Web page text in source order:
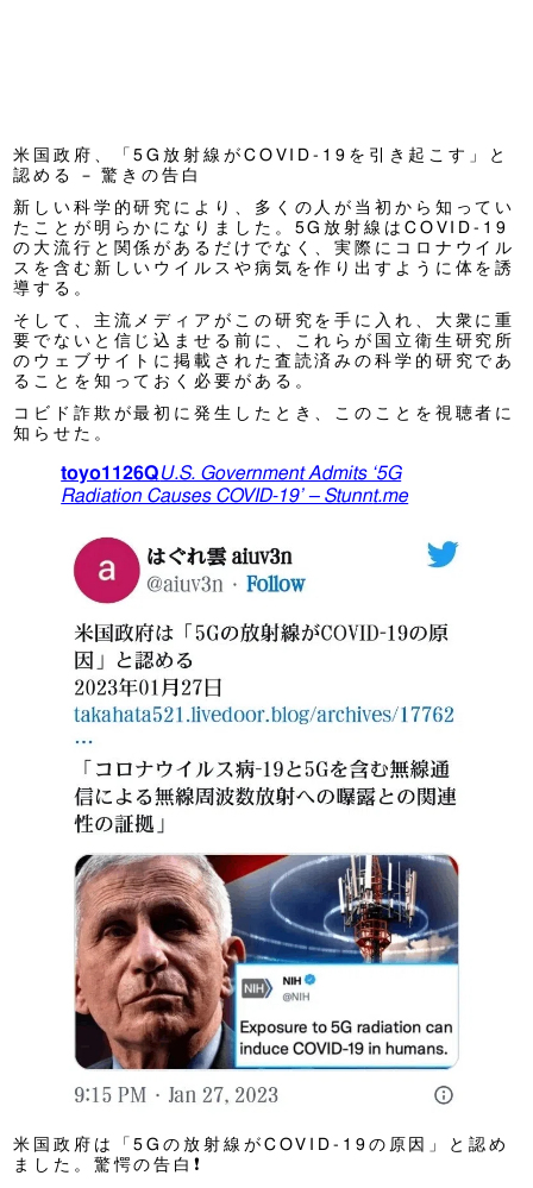
米国政府、「5G放射線がCOVID-19を引き起こす」と
認める – 驚きの告白
新しい科学的研究により、多くの人が当初から知ってい
たことが明らかになりました。5G放射線はCOVID-19
の大流行と関係があるだけでなく、実際にコロナウイル
スを含む新しいウイルスや病気を作り出すように体を誘
導する。
そして、主流メディアがこの研究を手に入れ、大衆に重
要でないと信じ込ませる前に、これらが国立衛生研究所
のウェブサイトに掲載された査読済みの科学的研究であ
ることを知っておく必要がある。
コビド詐欺が最初に発生したとき、このことを視聴者に
知らせた。
toyo1126QU.S. Government Admits ‘5G
Radiation Causes COVID-19’ – Stunnt.me
米国政府は「5Gの放射線がCOVID-19の原因」と認め
ました。驚愕の告白❗